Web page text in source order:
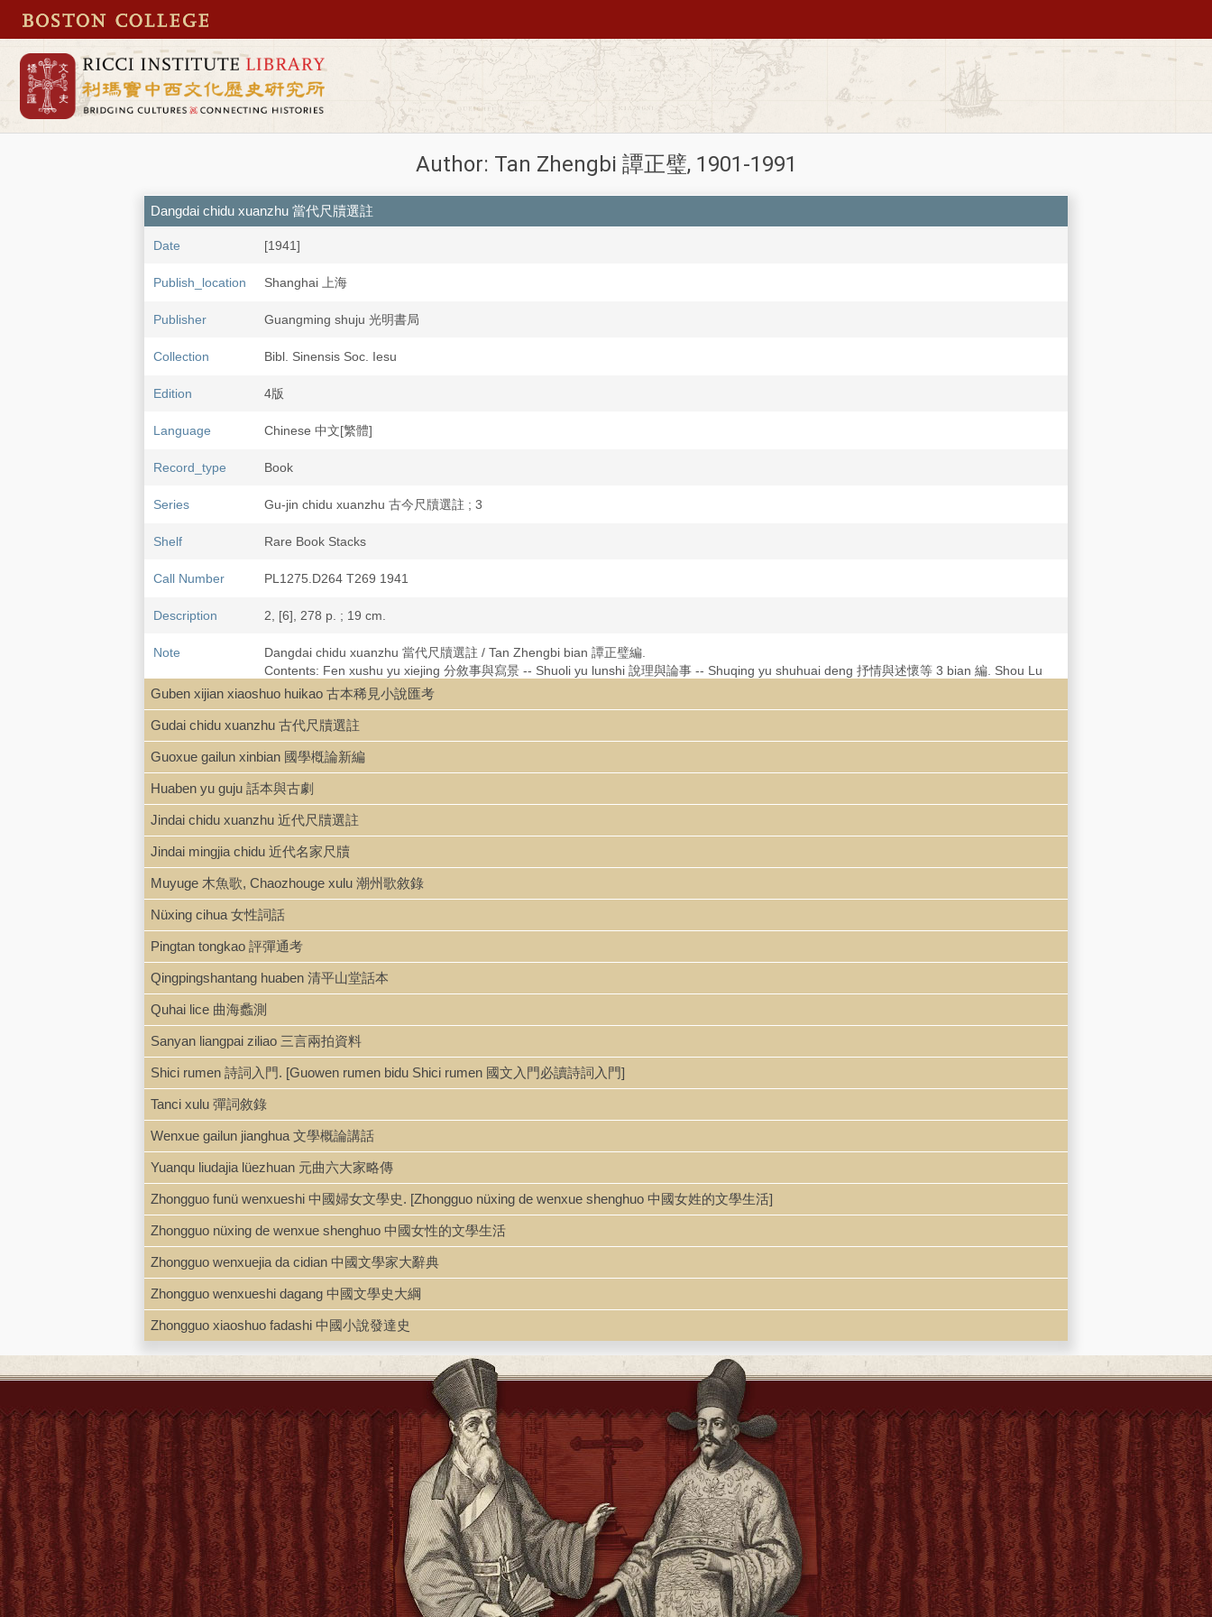
Author: Tan Zhengbi 譚正璧, 1901-1991
Dangdai chidu xuanzhu 當代尺牘選註
Date [1941]
Publish_location Shanghai 上海
Publisher Guangming shuju 光明書局
Collection Bibl. Sinensis Soc. Iesu
Edition 4版
Language Chinese 中文[繁體]
Record_type Book
Series Gu-jin chidu xuanzhu 古今尺牘選註 ; 3
Shelf Rare Book Stacks
Call Number PL1275.D264 T269 1941
Description 2, [6], 278 p. ; 19 cm.
Note
Dangdai chidu xuanzhu 當代尺牘選註 / Tan Zhengbi bian 譚正璧編.
Contents: Fen xushu yu xiejing 分敘事與寫景 -- Shuoli yu lunshi 說理與論事 -- Shuqing yu shuhuai deng 抒情與述懷等 3 bian 編. Shou Lu
Xun 收魯迅, Guo Moruo 郭沫若, Y Dafu 郁達夫, Tian Han 田漢, Xie Wanying deng 謝婉瑩等 60 yu zuojia de shuxin 餘作家的書信. You
zuozhe jianjie ji zhushi 有作者簡介及註釋. Gong Zhongxue guowen kewai yuedu 供中學國文課外閱讀.
Minguo 民國 30
Subject
Chinese letters
Letter-writing, Chinese
Guben xijian xiaoshuo huikao 古本稀見小說匯考
Gudai chidu xuanzhu 古代尺牘選註
Guoxue gailun xinbian 國學槪論新編
Huaben yu guju 話本與古劇
Jindai chidu xuanzhu 近代尺牘選註
Jindai mingjia chidu 近代名家尺牘
Muyuge 木魚歌, Chaozhouge xulu 潮州歌敘錄
Nüxing cihua 女性詞話
Pingtan tongkao 評彈通考
Qingpingshantang huaben 清平山堂話本
Quhai lice 曲海蠡測
Sanyan liangpai ziliao 三言兩拍資料
Shici rumen 詩詞入門. [Guowen rumen bidu Shici rumen 國文入門必讀詩詞入門]
Tanci xulu 彈詞敘錄
Wenxue gailun jianghua 文學概論講話
Yuanqu liudajia lüezhuan 元曲六大家略傳
Zhongguo funü wenxueshi 中國婦女文學史. [Zhongguo nüxing de wenxue shenghuo 中國女姓的文學生活]
Zhongguo nüxing de wenxue shenghuo 中國女性的文學生活
Zhongguo wenxuejia da cidian 中國文學家大辭典
Zhongguo wenxueshi dagang 中國文學史大綱
Zhongguo xiaoshuo fadashi 中國小說發達史